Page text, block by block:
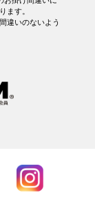
ます。
違いのないよう